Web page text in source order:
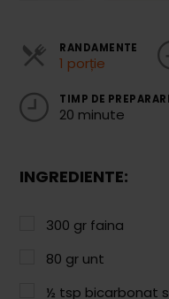
Prăjituri
Conserve
Sirop / Compot
Sosuri și Condimente
Garnituri
Pâine
RANDAMENTE
1 porție
TIMP DE
20 minute
INGREDIENTE:
300 gr faina
80 gr unt
½ tsp bicarbonat